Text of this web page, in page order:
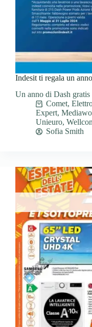
Indesit ti regala un
Un anno di Dash
Comet,
Expert,
Unieuro,
Sofia Smith